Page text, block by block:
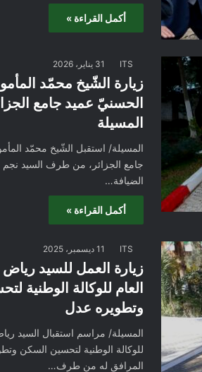
أكمل القراءة »
ITS 31 يناير، 2026
زيارة الشّيخ محمّد
الحسنيّ عميد جامع
المسيلة
المسيلة/ استقبل الشّيخ محمّد
جامع الجزائر، من طرف السيد نجم
الضيافة…
أكمل القراءة »
ITS 11 ديسمبر، 2025
زيارة العمل للسيد رياض
العام للوكالة الوطنية
وتطويره عدل
المسيلة/ مراسم استقبال السيد
للوكالة الوطنية لتحسين السكن
المرافق له من طرف…